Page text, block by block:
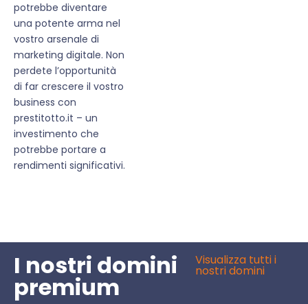
potrebbe diventare
una potente arma nel
vostro arsenale di
marketing digitale. Non
perdete l’opportunità
di far crescere il vostro
business con
prestitotto.it – un
investimento che
potrebbe portare a
rendimenti significativi.
I nostri domini
premium
Visualizza tutti i
nostri domini